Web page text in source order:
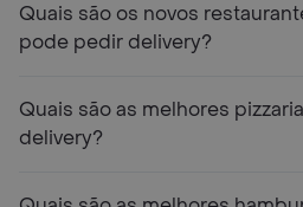
Quais são os novos
pode pedir delivery?
Quais são as melhores
delivery?